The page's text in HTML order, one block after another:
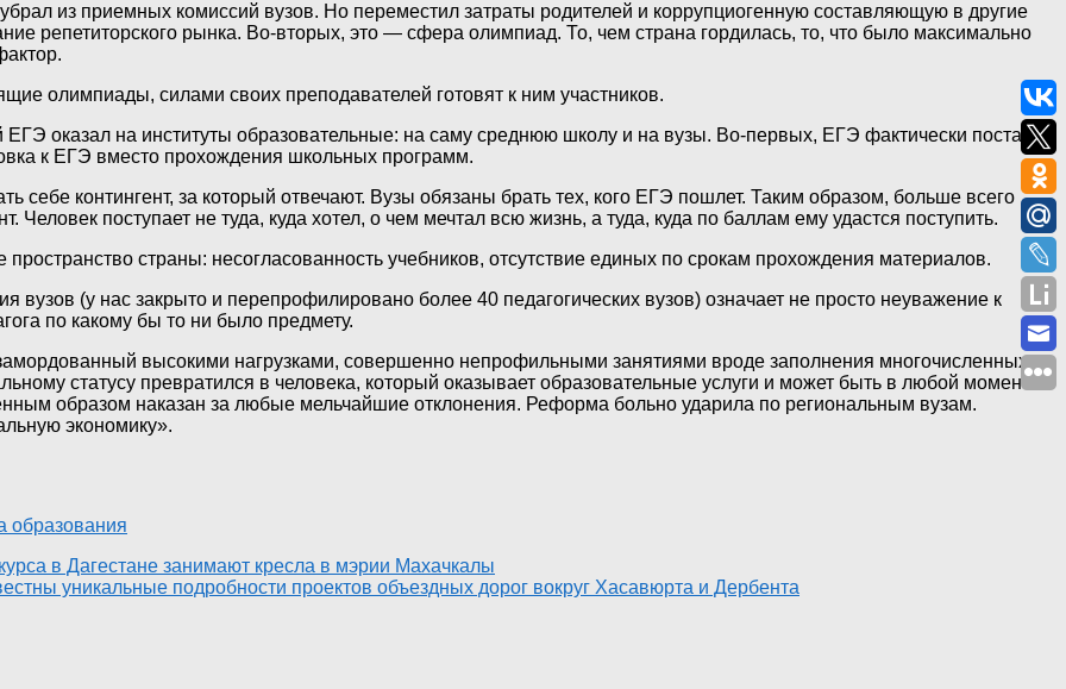
из приемных комиссий вузов. Но переместил затраты родителей и коррупциогенную составляющую в другие
репетиторского рынка. Во-вторых, это — сфера олимпиад. То, чем страна гордилась, то, что было максимально
олимпиады, силами своих преподавателей готовят к ним участников.
оказал на институты образовательные: на саму среднюю школу и на вузы. Во-первых, ЕГЭ фактически поставил
к ЕГЭ вместо прохождения школьных программ.
себе контингент, за который отвечают. Вузы обязаны брать тех, кого ЕГЭ пошлет. Таким образом, больше всего
Человек поступает не туда, куда хотел, о чем мечтал всю жизнь, а туда, куда по баллам ему удастся поступить.
страны: несогласованность учебников, отсутствие единых по срокам прохождения материалов.
вузов (у нас закрыто и перепрофилировано более 40 педагогических вузов) означает не просто неуважение к
по какому бы то ни было предмету.
замордованный высокими нагрузками, совершенно непрофильными занятиями вроде заполнения многочисленных
статусу превратился в человека, который оказывает образовательные услуги и может быть в любой момент
образом наказан за любые мельчайшие отклонения. Реформа больно ударила по региональным вузам.
экономику».
образования
в Дагестане занимают кресла в мэрии Махачкалы
уникальные подробности проектов объездных дорог вокруг Хасавюрта и Дербента